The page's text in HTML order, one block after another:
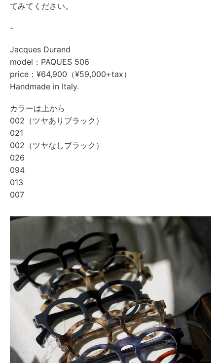
てみてください。
-
Jacques Durand
model：PAQUES 506
price：¥64,900（¥59,000+tax）
Handmade in Italy.
カラーは上から
002（ツヤありブラック）
021
002（ツヤなしブラック）
026
094
013
007